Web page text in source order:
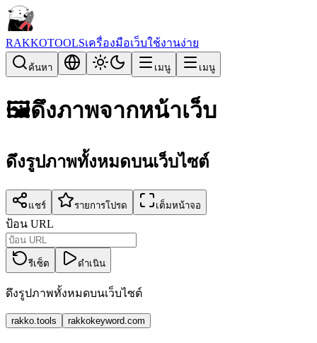
RAKKOTOOLSเครื่องมือเว็บใช้งานง่าย
ค้นหา เมนู เมนู
🖼️ดึงภาพจากหน้าเว็บ
ดึงรูปภาพทั้งหมดบนเว็บไซต์
แชร์ รายการโปรด เต็มหน้าจอ
ป้อน URL
รีเซ็ต ดำเนิน
ดึงรูปภาพทั้งหมดบนเว็บไซต์
rakko.tools rakkokeyword.com